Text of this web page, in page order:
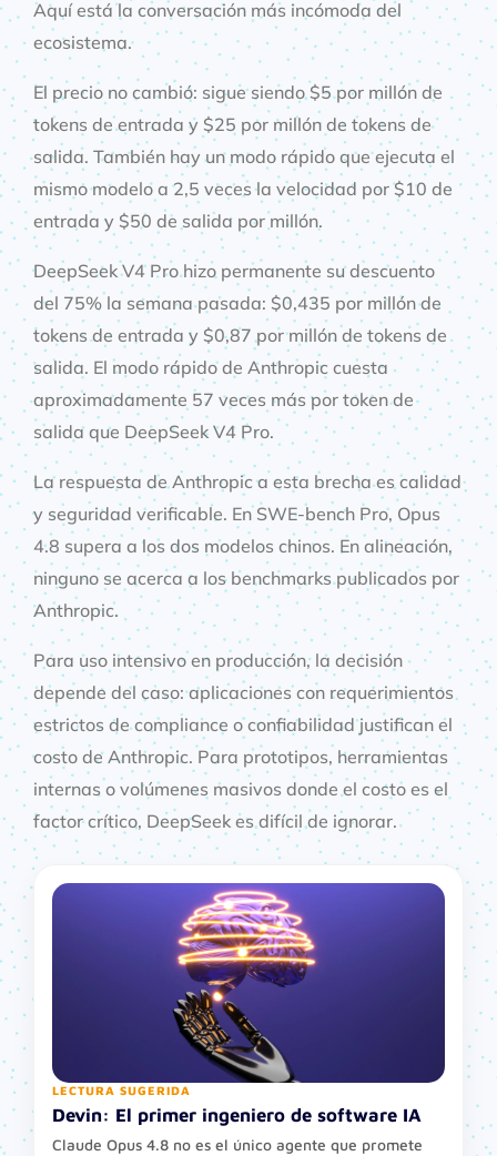
Aquí está la conversación más incómoda del
ecosistema.
El precio no cambió: sigue siendo $5 por millón de
tokens de entrada y $25 por millón de tokens de
salida. También hay un modo rápido que ejecuta el
mismo modelo a 2,5 veces la velocidad por $10 de
entrada y $50 de salida por millón.
DeepSeek V4 Pro hizo permanente su descuento
del 75% la semana pasada: $0,435 por millón de
tokens de entrada y $0,87 por millón de tokens de
salida. El modo rápido de Anthropic cuesta
aproximadamente 57 veces más por token de
salida que DeepSeek V4 Pro.
La respuesta de Anthropic a esta brecha es calidad
y seguridad verificable. En SWE-bench Pro, Opus
4.8 supera a los dos modelos chinos. En alineación,
ninguno se acerca a los benchmarks publicados por
Anthropic.
Para uso intensivo en producción, la decisión
depende del caso: aplicaciones con requerimientos
estrictos de compliance o confiabilidad justifican el
costo de Anthropic. Para prototipos, herramientas
internas o volúmenes masivos donde el costo es el
factor crítico, DeepSeek es difícil de ignorar.
LECTURA SUGERIDA
Devin: El primer ingeniero de software IA
Claude Opus 4.8 no es el único agente que promete